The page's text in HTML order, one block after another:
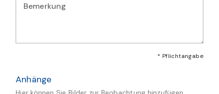
Bemerkung
* Pflichtangabe
Anhänge